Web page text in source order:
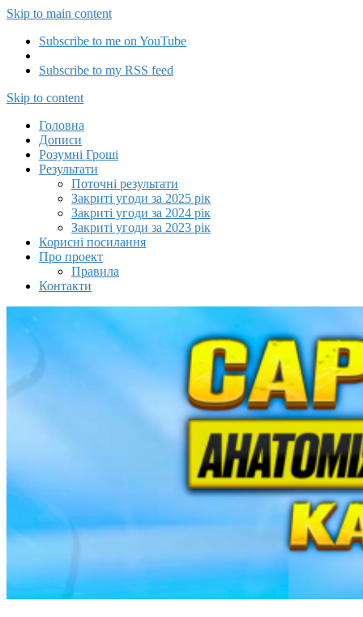
Skip to main content
Subscribe to me on YouTube
Subscribe to my RSS feed
Capitalizator UA
Skip to content
Головна
Дописи
Розумні Гроші
Результати
Поточні результати
Закриті угоди за 2025 рік
Закриті угоди за 2024 рік
Закриті угоди за 2023 рік
Корисні посилання
Про проект
Правила
Контакти